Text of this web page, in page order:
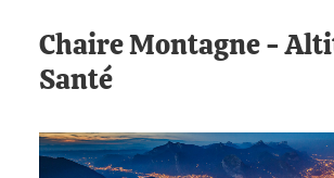
Chaire Montagne -
Santé